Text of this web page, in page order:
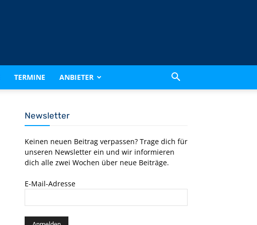
TERMINE ANBIETER
Newsletter
Keinen neuen Beitrag verpassen? Trage dich für
unseren Newsletter ein und wir informieren
dich alle zwei Wochen über neue Beiträge.
E-Mail-Adresse